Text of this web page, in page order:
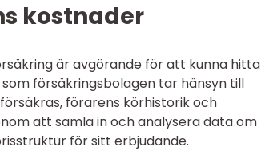
kostnader
är avgörande för att kunna hitta
försäkringsbolagen tar hänsyn till
förarens körhistorik och
att samla in och analysera data om
för sitt erbjudande.